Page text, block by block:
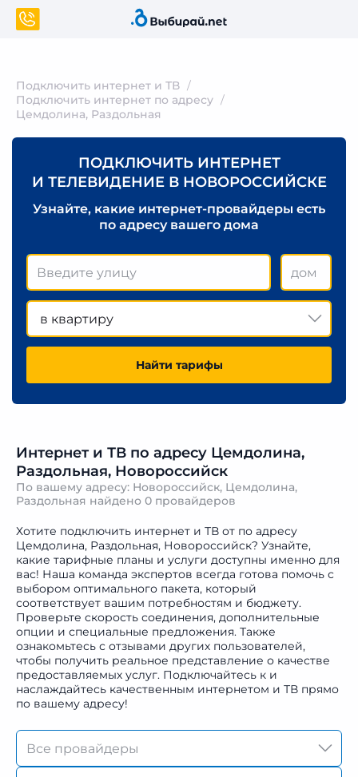
Подключить интернет и ТВ
Подключить интернет по адресу
Цемдолина, Раздольная
ПОДКЛЮЧИТЬ ИНТЕРНЕТ
И ТЕЛЕВИДЕНИЕ В НОВОРОССИЙСКЕ
Узнайте, какие интернет-провайдеры есть
по адресу вашего дома
в квартиру
Найти тарифы
Интернет и ТВ по адресу Цемдолина,
Раздольная, Новороссийск
По вашему адресу: Новороссийск, Цемдолина,
Раздольная найдено 0 провайдеров
Хотите подключить интернет и ТВ от по адресу
Цемдолина, Раздольная, Новороссийск? Узнайте,
какие тарифные планы и услуги доступны именно для
вас! Наша команда экспертов всегда готова помочь с
выбором оптимального пакета, который
соответствует вашим потребностям и бюджету.
Проверьте скорость соединения, дополнительные
опции и специальные предложения. Также
ознакомьтесь с отзывами других пользователей,
чтобы получить реальное представление о качестве
предоставляемых услуг. Подключайтесь к и
наслаждайтесь качественным интернетом и ТВ прямо
по вашему адресу!